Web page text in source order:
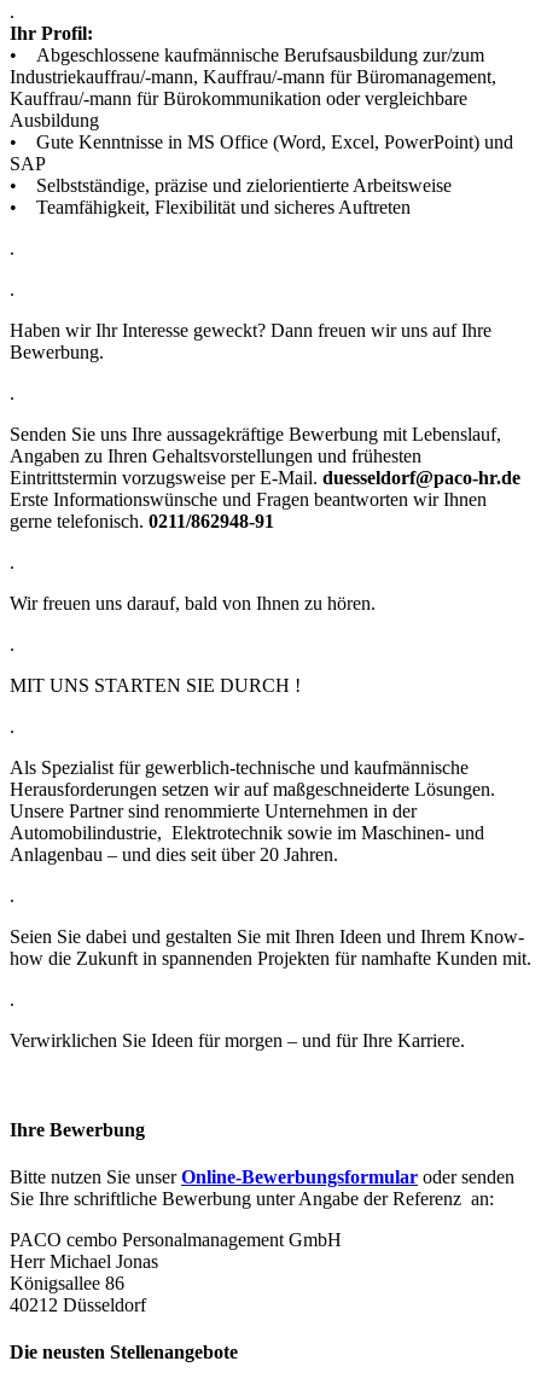
.
Ihr Profil:
• Abgeschlossene kaufmännische Berufsausbildung zur/zum
Industriekauffrau/-mann, Kauffrau/-mann für Büromanagement,
Kauffrau/-mann für Bürokommunikation oder vergleichbare
Ausbildung
• Gute Kenntnisse in MS Office (Word, Excel, PowerPoint) und
SAP
• Selbstständige, präzise und zielorientierte Arbeitsweise
• Teamfähigkeit, Flexibilität und sicheres Auftreten
.
.
Haben wir Ihr Interesse geweckt? Dann freuen wir uns auf Ihre
Bewerbung.
.
Senden Sie uns Ihre aussagekräftige Bewerbung mit Lebenslauf,
Angaben zu Ihren Gehaltsvorstellungen und frühesten
Eintrittstermin vorzugsweise per E-Mail. duesseldorf@paco-hr.de
Erste Informationswünsche und Fragen beantworten wir Ihnen
gerne telefonisch. 0211/862948-91
.
Wir freuen uns darauf, bald von Ihnen zu hören.
.
MIT UNS STARTEN SIE DURCH !
.
Als Spezialist für gewerblich-technische und kaufmännische
Herausforderungen setzen wir auf maßgeschneiderte Lösungen.
Unsere Partner sind renommierte Unternehmen in der
Automobilindustrie, Elektrotechnik sowie im Maschinen- und
Anlagenbau – und dies seit über 20 Jahren.
.
Seien Sie dabei und gestalten Sie mit Ihren Ideen und Ihrem Know-
how die Zukunft in spannenden Projekten für namhafte Kunden mit.
.
Verwirklichen Sie Ideen für morgen – und für Ihre Karriere.
Ihre Bewerbung
Bitte nutzen Sie unserOnline-Bewerbungsformular oder senden
Sie Ihre schriftliche Bewerbung unter Angabe der Referenz an:
PACO cembo Personalmanagement GmbH
Herr Michael Jonas
Königsallee 86
40212 Düsseldorf
Die neusten Stellenangebote